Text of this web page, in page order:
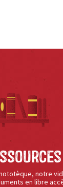
notre
en libre